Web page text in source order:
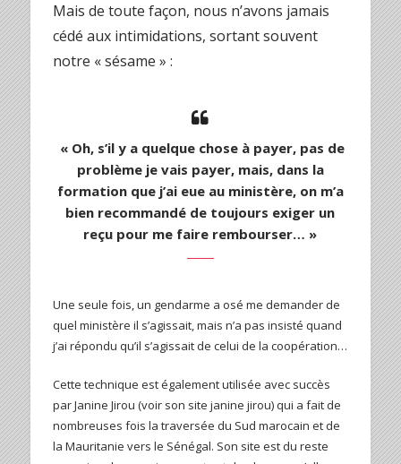
Mais de toute façon, nous n’avons jamais
cédé aux intimidations, sortant souvent
notre « sésame » :
« Oh, s’il y a quelque chose à payer, pas de
problème je vais payer, mais, dans la
formation que j’ai eue au ministère, on m’a
bien recommandé de toujours exiger un
reçu pour me faire rembourser… »
Une seule fois, un gendarme a osé me demander de
quel ministère il s’agissait, mais n’a pas insisté quand
j’ai répondu qu’il s’agissait de celui de la coopération…
Cette technique est également utilisée avec succès
par Janine Jirou (voir son site janine jirou) qui a fait de
nombreuses fois la traversée du Sud marocain et de
la Mauritanie vers le Sénégal. Son site est du reste